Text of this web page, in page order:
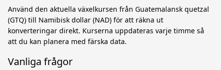
Använd den aktuella växelkursen från Guatemalansk quetzal
(GTQ) till Namibisk dollar (NAD) för att räkna ut
konverteringar direkt. Kurserna uppdateras varje timme så
att du kan planera med färska data.
Vanliga frågor